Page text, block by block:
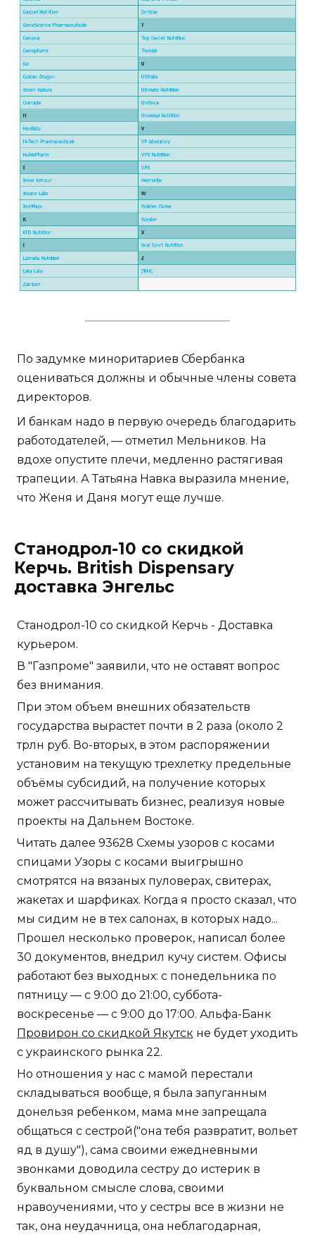
По задумке миноритариев Сбербанка
оцениваться должны и обычные члены совета
директоров.
И банкам надо в первую очередь благодарить
работодателей, — отметил Мельников. На
вдохе опустите плечи, медленно растягивая
трапеции. А Татьяна Навка выразила мнение,
что Женя и Даня могут еще лучше.
Станодрол-10 со скидкой
Керчь. British Dispensary
доставка Энгельс
Станодрол-10 со скидкой Керчь - Доставка
курьером.
В "Газпроме" заявили, что не оставят вопрос
без внимания.
При этом объем внешних обязательств
государства вырастет почти в 2 раза (около 2
трлн руб. Во-вторых, в этом распоряжении
установим на текущую трехлетку предельные
объёмы субсидий, на получение которых
может рассчитывать бизнес, реализуя новые
проекты на Дальнем Востоке.
Читать далее 93628 Схемы узоров с косами
спицами Узоры с косами выигрышно
смотрятся на вязаных пуловерах, свитерах,
жакетах и шарфиках. Когда я просто сказал, что
мы сидим не в тех салонах, в которых надо...
Прошел несколько проверок, написал более
30 документов, внедрил кучу систем. Офисы
работают без выходных: с понедельника по
пятницу — с 9:00 до 21:00, суббота-
воскресенье — с 9:00 до 17:00. Альфа-Банк
Провирон со скидкой Якутск не будет уходить
с украинского рынка 22.
Но отношения у нас с мамой перестали
складываться вообще, я была запуганным
донельзя ребенком, мама мне запрещала
общаться с сестрой("она тебя развратит, вольет
яд в душу"), сама своими ежедневными
звонками доводила сестру до истерик в
буквальном смысле слова, своими
нравоучениями, что у сестры все в жизни не
так, она неудачница, она неблагодарная,